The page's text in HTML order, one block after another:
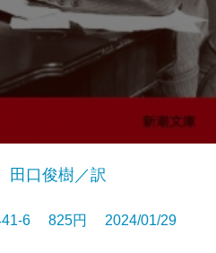
田口俊樹／訳
6 825円 2024/01/29